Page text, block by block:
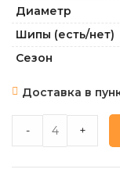
Диаметр
Шипы (есть/нет)
Сезон
Доставка в
GOODYEAR
- +